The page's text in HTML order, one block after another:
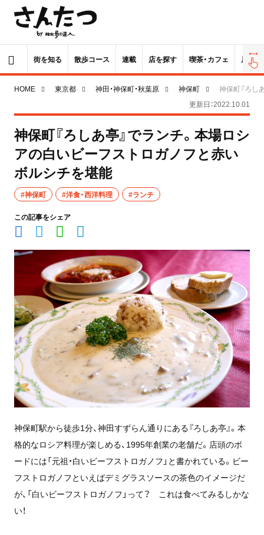
街を知る 散歩コース 連載 店を探す 喫茶・カフェ 居酒屋
HOME 東京都 神田・神保町・秋葉原 神保町
神保町『ろし
更新日：2022.10.01
神保町『ろしあ亭』でランチ。本場ロシ
アの白いビーフストロガノフと赤い
ボルシチを堪能
#神保町 #洋食・西洋料理 #ランチ
この記事をシェア
神保町駅から徒歩1分、神田すずらん通りにある『ろしあ亭』。本
格的なロシア料理が楽しめる、1995年創業の老舗だ。店頭のボ
ードには「元祖・白いビーフストロガノフ」と書かれている。ビー
フストロガノフといえばデミグラスソースの茶色のイメージだ
が、「白いビーフストロガノフ」って？ これは食べてみるしかな
い！